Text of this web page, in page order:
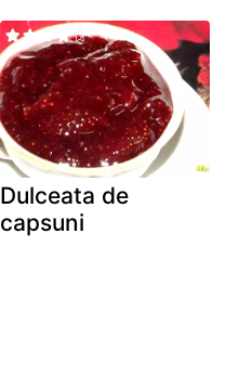
Dulceata de
capsuni